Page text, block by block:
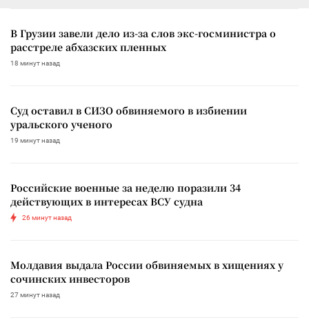
В Грузии завели дело из-за слов экс-госминистра о
расстреле абхазских пленных
18 минут назад
Суд оставил в СИЗО обвиняемого в избиении
уральского ученого
19 минут назад
Российские военные за неделю поразили 34
действующих в интересах ВСУ судна
26 минут назад
Молдавия выдала России обвиняемых в хищениях у
сочинских инвесторов
27 минут назад